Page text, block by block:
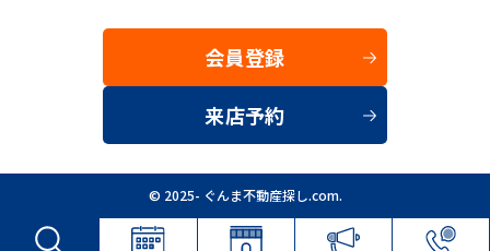
会員登録
来店予約
© 2025- ぐんま不動産探し.com.